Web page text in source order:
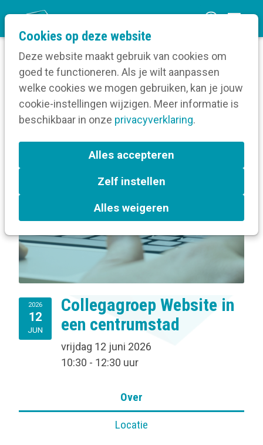
Cookies op deze website
Deze website maakt gebruik van cookies om
goed te functioneren. Als je wilt aanpassen
welke cookies we mogen gebruiken, kan je jouw
cookie-instellingen wijzigen. Meer informatie is
beschikbaar in onze privacyverklaring.
Alles accepteren
Zelf instellen
Alles weigeren
n
m
Home
Volg een opleiding
Over Collegagroep Website in een centrumstad
Antwerpen
2026
12
JUN
Collegagroep Website in
een centrumstad
vrijdag 12 juni 2026
10:30 - 12:30 uur
Over
Locatie